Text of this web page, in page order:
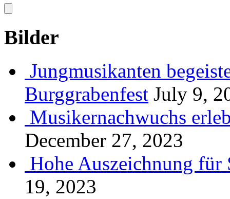
Bilder
Jungmusikanten
Burggrabenfest July 9,
Musikernachwuchs
December 27, 2023
Hohe Auszeichnung für
19, 2023